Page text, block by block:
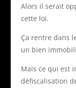
Alors il serait
cette loi.
Ça rentre dans
un bien
Mais ce qui est
défiscalisation